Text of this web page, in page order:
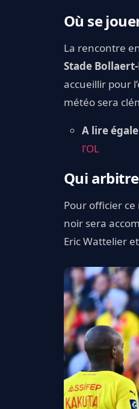
Où se
La rencontre
Stade
accueillir pour
météo sera
A lire
l’OL
Qui
Pour officier ce
noir sera
Eric Wattelier